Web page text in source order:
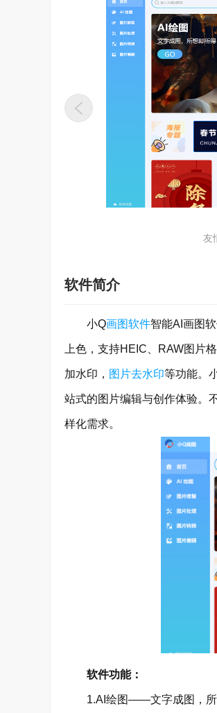
友
软件简介
小Q画图软件智能AI画图
上色，支持HEIC、RAW图片
加水印， 图片去水印等功能。
站式的图片编辑与创作体验。
样化需求。
软件功能：
1.AI绘图——文字成图，所